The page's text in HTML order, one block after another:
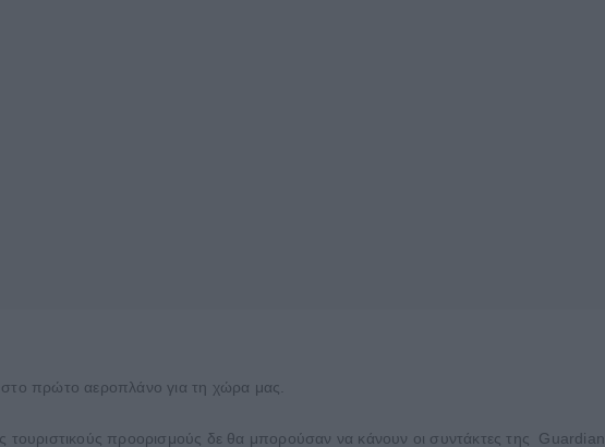
πρώτο αεροπλάνο για τη χώρα μας.
τουριστικούς προορισμούς δε θα μπορούσαν να κάνουν οι συντάκτες της Guardian.